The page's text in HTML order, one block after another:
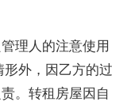
理人的注意使用
外，因乙方的过
。转租房屋因自